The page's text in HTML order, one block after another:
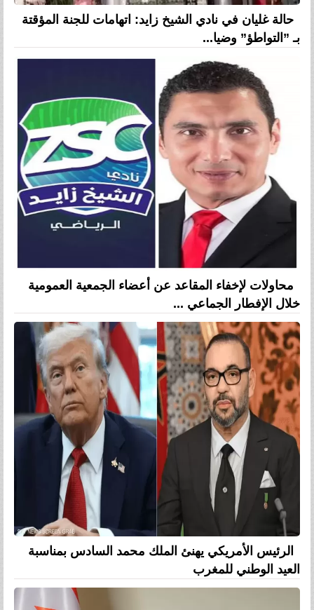
حالة غليان في نادي الشيخ زايد: اتهامات للجنة المؤقتة
بـ ”التواطؤ” وضيا...
محاولات لإخفاء المقاعد عن أعضاء الجمعية العمومية
خلال الإفطار الجماعي ...
الرئيس الأمريكي يهنئ الملك محمد السادس بمناسبة
العيد الوطني للمغرب